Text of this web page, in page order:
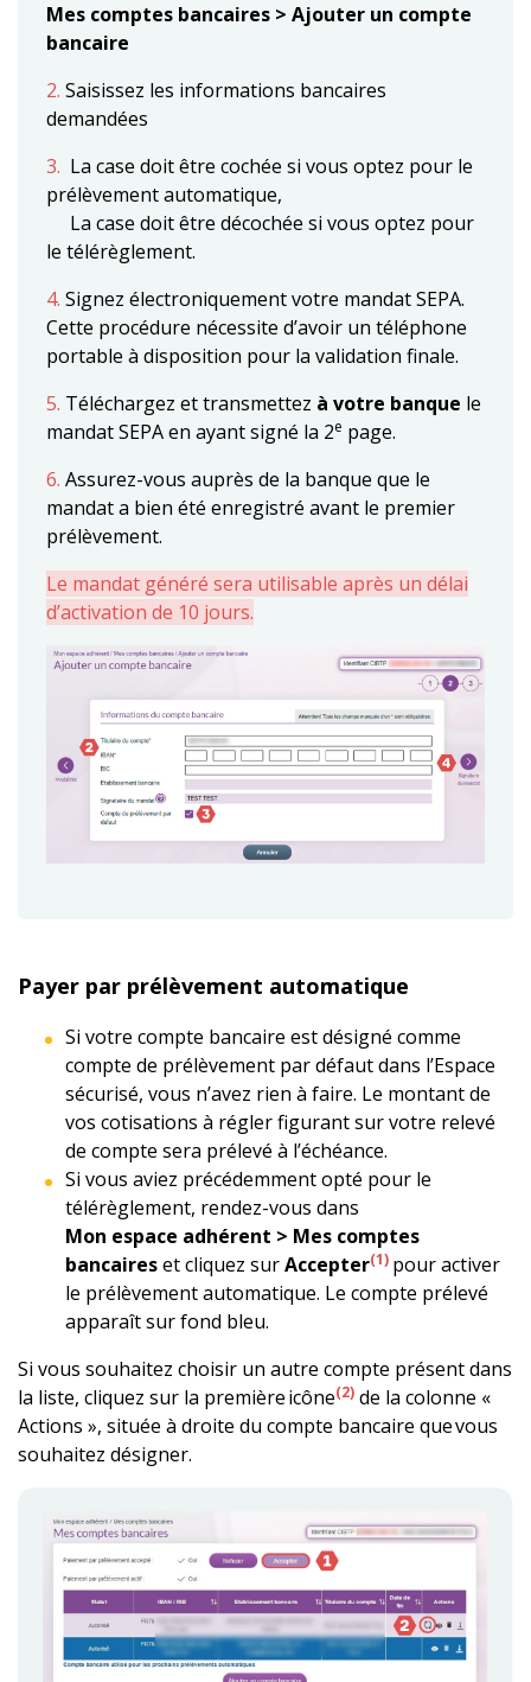
Mes comptes bancaires > Ajouter un compte
bancaire
2. Saisissez les informations bancaires
demandées
3. La case doit être cochée si vous optez pour le
prélèvement automatique,
La case doit être décochée si vous optez pour
le télérèglement.
4. Signez électroniquement votre mandat SEPA.
Cette procédure nécessite d’avoir un téléphone
portable à disposition pour la validation finale.
5. Téléchargez et transmettez à votre banque le
mandat SEPA en ayant signé la 2e page.
6. Assurez-vous auprès de la banque que le
mandat a bien été enregistré avant le premier
prélèvement.
Le mandat généré sera utilisable après un délai
d’activation de 10 jours.
Payer par prélèvement automatique
Si votre compte bancaire est désigné comme
compte de prélèvement par défaut dans l’Espace
sécurisé, vous n’avez rien à faire. Le montant de
vos cotisations à régler figurant sur votre relevé
de compte sera prélevé à l’échéance.
Si vous aviez précédemment opté pour le
télérèglement, rendez-vous dans
Mon espace adhérent > Mes comptes
bancaireset cliquez surAccepter(1) pour activer
le prélèvement automatique. Le compte prélevé
apparaît sur fond bleu.
Si vous souhaitez choisir un autre compte présent dans
la liste, cliquez sur la première icône(2) de la colonne «
Actions », située à droite du compte bancaire que vous
souhaitez désigner.